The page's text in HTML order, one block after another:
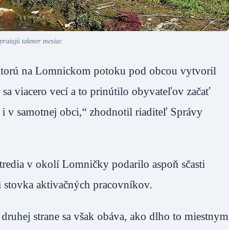
takmer mesiac
na Lomnickom potoku pod obcou vytvoril
viacero vecí a to prinútilo obyvateľov začať
v samotnej obci,“ zhodnotil riaditeľ Správy
v okolí Lomničky podarilo aspoň sčasti
stovka aktivačných pracovníkov.
strane sa však obáva, ako dlho to miestnym